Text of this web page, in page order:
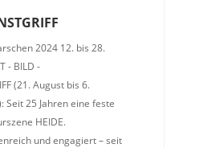
2024 12. bis 28.
- BILD -
(21. August bis 6.
Seit 25 Jahren eine feste
HEIDE.
und engagiert – seit